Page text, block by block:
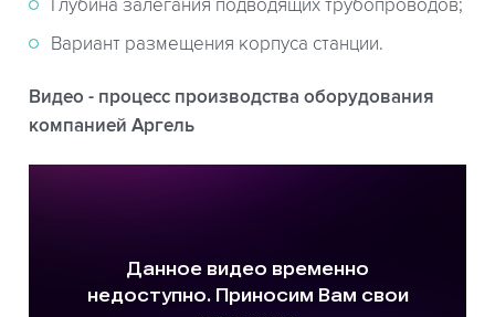
Глубина залегания подводящих трубопроводов;
Вариант размещения корпуса станции.
Видео - процесс производства оборудования
компанией Аргель